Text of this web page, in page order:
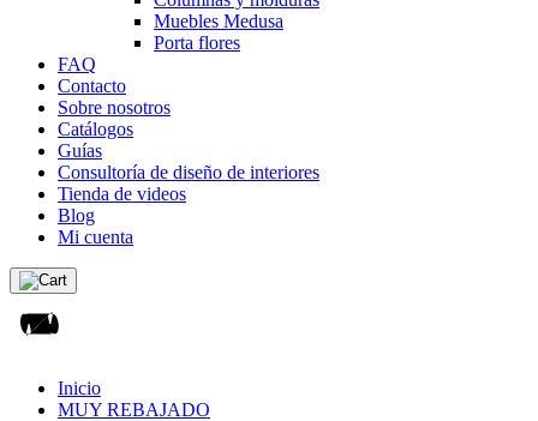
Muebles Medusa
Porta flores
FAQ
Contacto
Sobre nosotros
Catálogos
Guías
Consultoría de diseño de interiores
Tienda de videos
Blog
Mi cuenta
Inicio
MUY REBAJADO